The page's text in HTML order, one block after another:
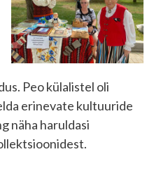
Peo külalistel oli
erinevate kultuuride
näha haruldasi